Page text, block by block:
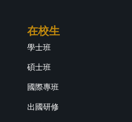
在校生
學士班
碩士班
國際專班
出國研修